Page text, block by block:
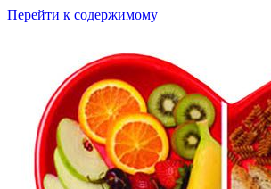
Перейти к содержимому